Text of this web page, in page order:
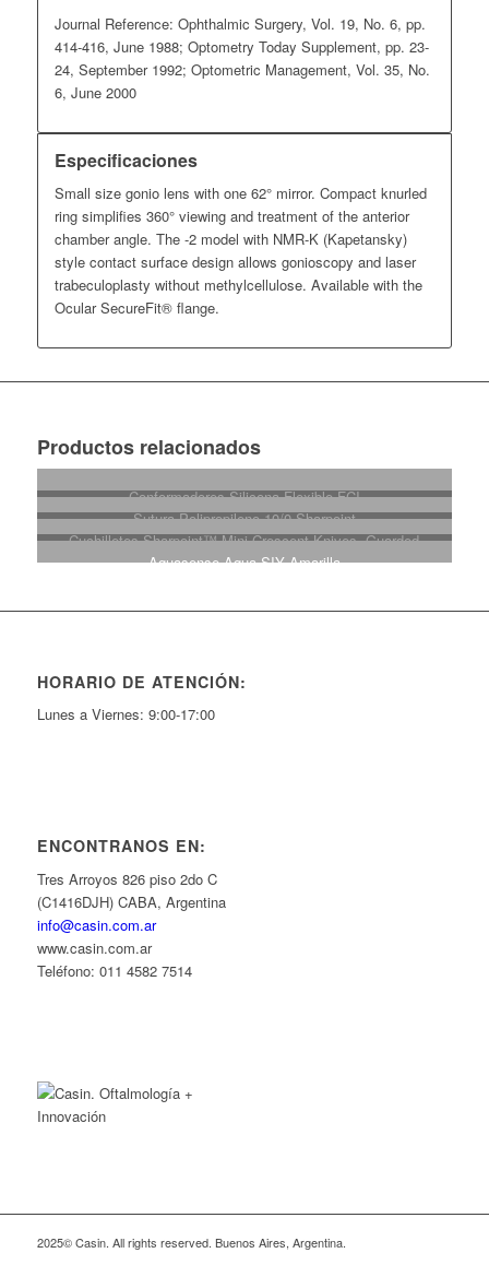
Journal Reference: Ophthalmic Surgery, Vol. 19, No. 6, pp.
414-416, June 1988; Optometry Today Supplement, pp. 23-
24, September 1992; Optometric Management, Vol. 35, No.
6, June 2000
Especificaciones
Small size gonio lens with one 62° mirror. Compact knurled
ring simplifies 360° viewing and treatment of the anterior
chamber angle. The -2 model with NMR-K (Kapetansky)
style contact surface design allows gonioscopy and laser
trabeculoplasty without methylcellulose. Available with the
Ocular SecureFit® flange.
Productos relacionados
Conformadores Silicona Flexible-FCI
Sutura Polipropileno 10/0 Sharpoint
Cuchilletes Sharpoint™ Mini Crescent Knives, Guarded
Aquasense Aqua SIY Amarilla
HORARIO DE ATENCIÓN:
Lunes a Viernes: 9:00-17:00
ENCONTRANOS EN:
Tres Arroyos 826 piso 2do C
(C1416DJH) CABA, Argentina
info@casin.com.ar
www.casin.com.ar
Teléfono: 011 4582 7514
2025© Casin. All rights reserved. Buenos Aires, Argentina.